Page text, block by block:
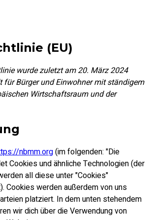
(EU)
wurde zuletzt am 20. März 2024
Bürger und Einwohner mit ständigem
Wirtschaftsraum und der
nbmm.org(im folgenden: "Die
Cookies und ähnliche Technologien (der
all diese unter "Cookies"
Cookies werden außerdem von uns
platziert. In dem unten stehendem
wir dich über die Verwendung von